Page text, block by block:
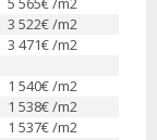
3 522€ /m2
3 471€ /m2
1 540€ /m2
1 538€ /m2
1 537€ /m2